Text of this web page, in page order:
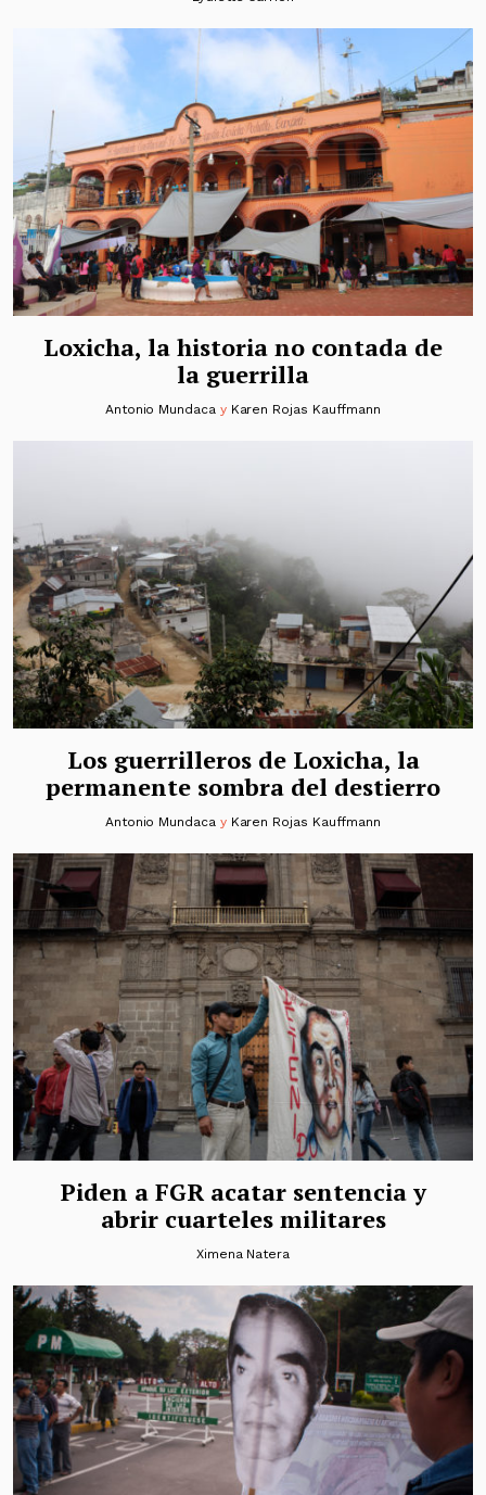
Loxicha, la historia no contada de
la guerrilla
Antonio Mundacay Karen Rojas Kauffmann
Los guerrilleros de Loxicha, la
permanente sombra del destierro
Antonio Mundacay Karen Rojas Kauffmann
Piden a FGR acatar sentencia y
abrir cuarteles militares
Ximena Natera